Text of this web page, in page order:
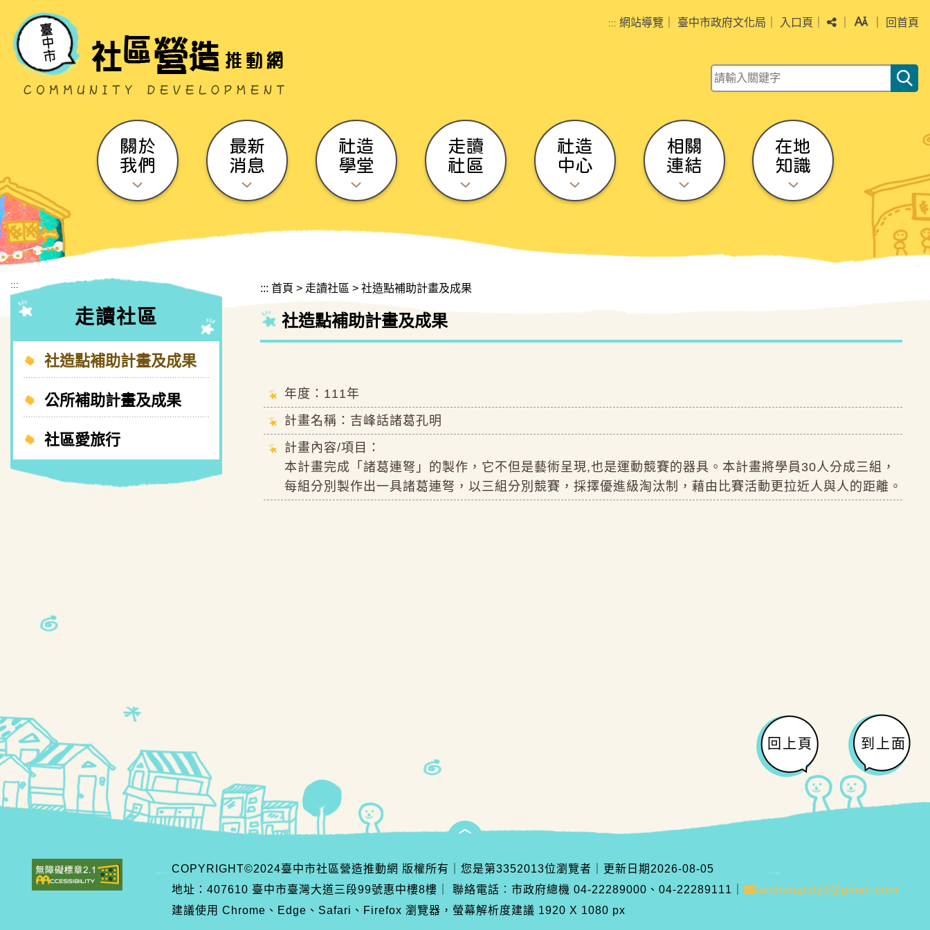
::: 網站導覽 臺中市政府文化局 入口頁 分享 字級回首頁
關鍵字查詢
關於
我們
最新
消息
社造
學堂
走讀
社區
社造
中心
相關
連結
在地
知識
:::
走讀社區
社造點補助計畫及成果
公所補助計畫及成果
社區愛旅行
::: 首頁 > 走讀社區 > 社造點補助計畫及成果
社造點補助計畫及成果
年度：111年
計畫名稱：吉峰話諸葛孔明
計畫內容/項目：
本計畫完成「諸葛連弩」的製作，它不但是藝術呈現,也是運動競賽的器具。本計畫將學員30人分成三組，
每組分別製作出一具諸葛連弩，以三組分別競賽，採擇優進級淘汰制，藉由比賽活動更拉近人與人的距離。
回上頁 到上面
COPYRIGHT©2024臺中市社區營造推動網 版權所有 ｜您是第3352013位瀏覽者 更新日期 2026-08-05
地址：407610 臺中市臺灣大道三段99號惠中樓8樓
聯絡電話︰市政府總機 04-22289000、04-22289111 ｜
taichungcity3@gmail.com
建議使用 Chrome、Edge、Safari、Firefox 瀏覽器，螢幕解析度建議 1920 X 1080 px